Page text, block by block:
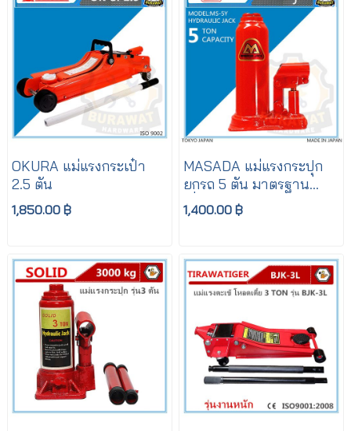
OKURA แม่แรงกระเป๋า
2.5 ตัน
1,850.00 ฿
MASADA แม่แรงกระปุก
ยกรถ 5 ตัน มาตรฐาน
ญี่ปุ่น
1,400.00 ฿